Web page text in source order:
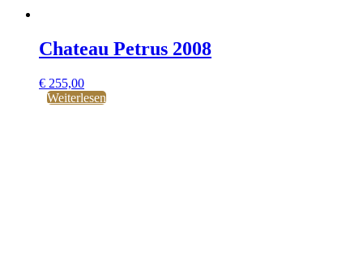
Chateau Petrus 2008
€ 255,00
Weiterlesen